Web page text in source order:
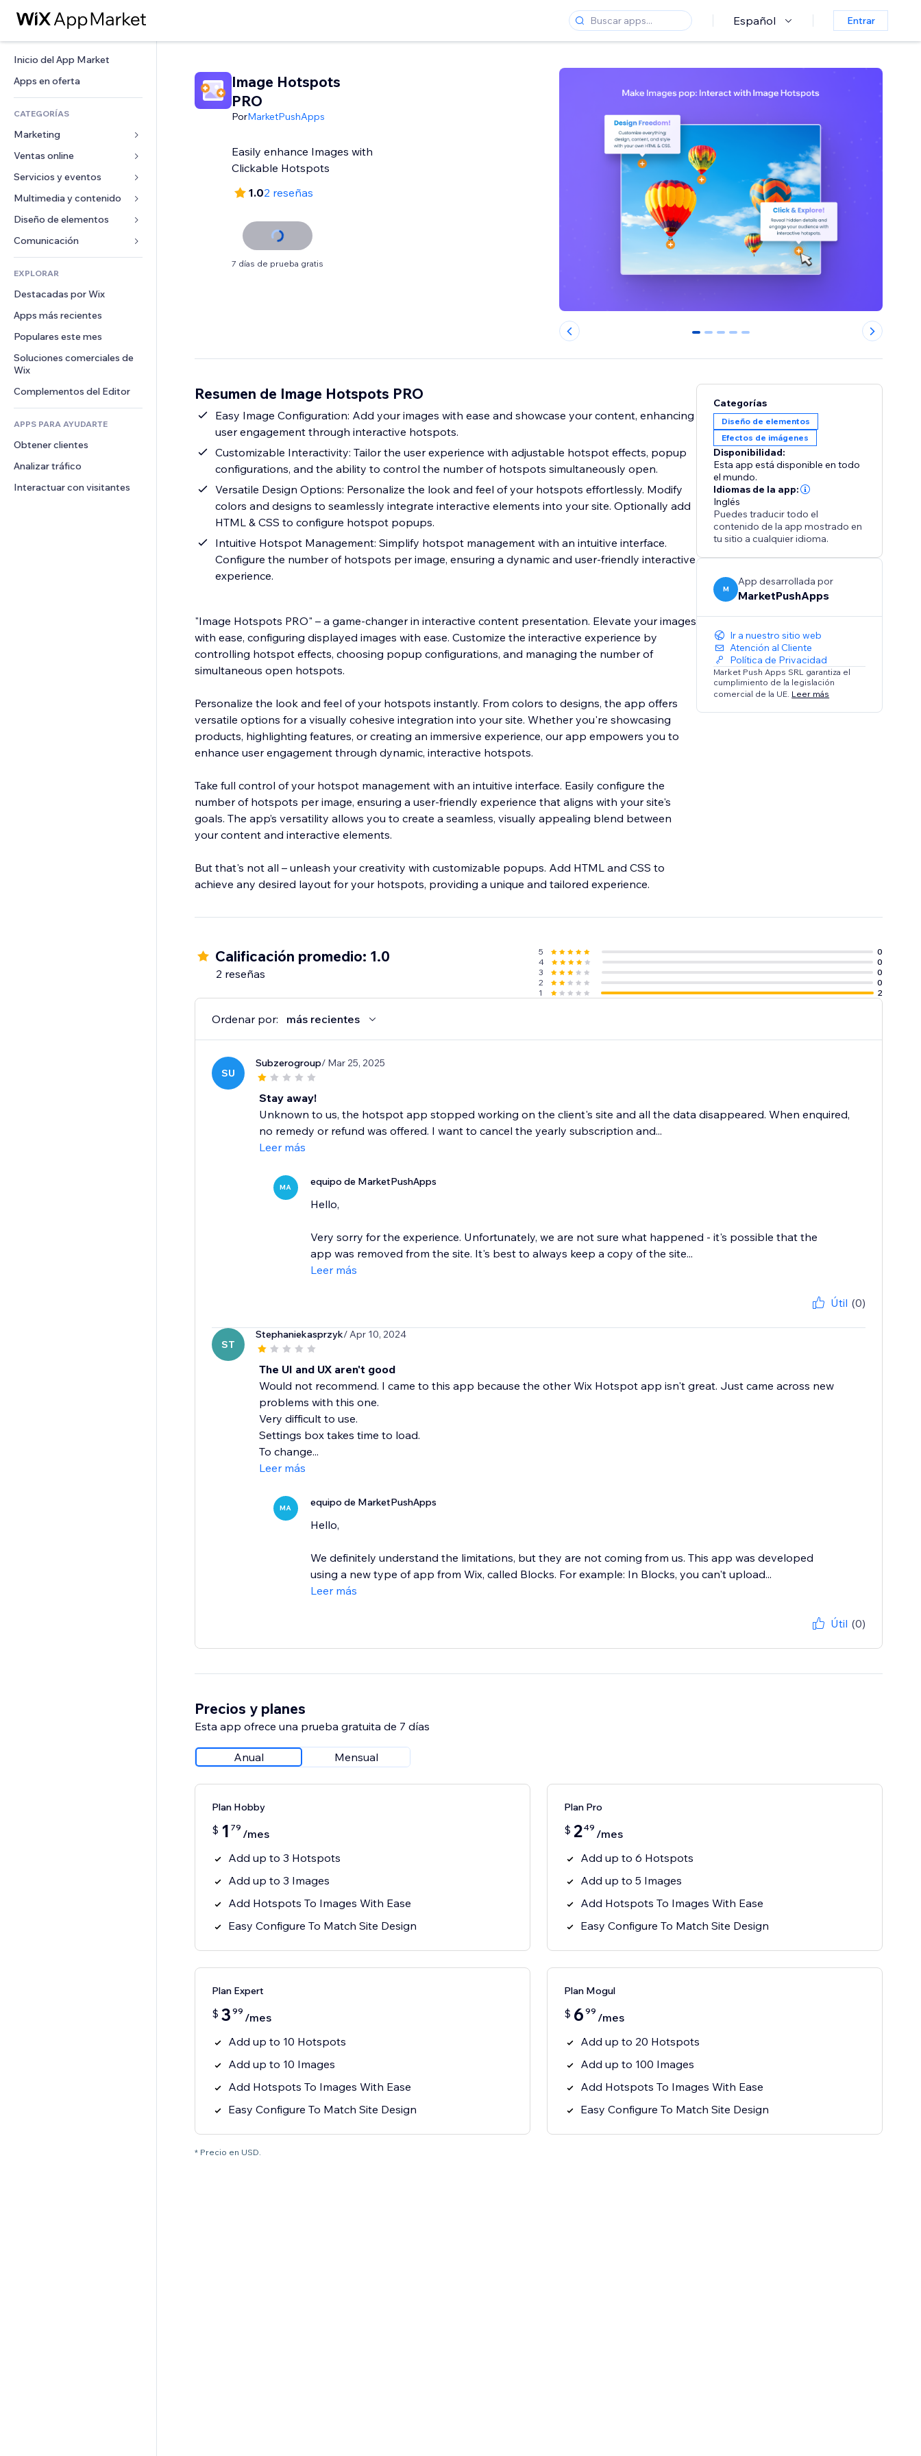
Español Entrar
Inicio del App Market
Apps en oferta
CATEGORÍAS
Marketing
Anuncios
Móvil
Analíticas
Anuncios del sitio
Email
Ventas online
Apps para tiendas
Envíos y entregas
Botones de venta
Contabilidad
Cupones y fidelización
Almacenamiento de mercancía
Crowdfunding
Alimentos y bebidas
Servicios y eventos
Hoteles
Eventos
Restaurantes
Inmobiliarias
Reservas
Multimedia y contenido
Galerías
Música
Pódcast
Fotografía
Video
PDF
Compartir archivos
Noticias
Servicios de contenido
Efectos de texto
Diseño de elementos
Mapas y navegación
Privacidad y seguridad
Reloj
Plantillas para páginas
Efectos de imágenes
Botones y menús
Banners e insignias
Calculadoras
Buscar
Formularios
Encuestas
Chat
Comentarios
Teléfono
Comunidad
Reseñas y testimonios
EXPLORAR
Destacadas por Wix
Apps más recientes
Populares este mes
Soluciones comerciales de
Wix
Complementos del Editor
APPS PARA AYUDARTE
Obtener clientes
Analizar tráfico
Interactuar con visitantes
Image Hotspots
PRO
PorMarketPushApps
Easily enhance Images with
Clickable Hotspots
1.02 reseñas
7 días de prueba gratis
0 1 2 3 4
Resumen de Image Hotspots PRO
Easy Image Configuration: Add your images with ease and showcase your content, enhancing
user engagement through interactive hotspots.
Customizable Interactivity: Tailor the user experience with adjustable hotspot effects, popup
configurations, and the ability to control the number of hotspots simultaneously open.
Versatile Design Options: Personalize the look and feel of your hotspots effortlessly. Modify
colors and designs to seamlessly integrate interactive elements into your site. Optionally add
HTML & CSS to configure hotspot popups.
Intuitive Hotspot Management: Simplify hotspot management with an intuitive interface.
Configure the number of hotspots per image, ensuring a dynamic and user-friendly interactive
experience.
"Image Hotspots PRO" – a game-changer in interactive content presentation. Elevate your images
with ease, configuring displayed images with ease. Customize the interactive experience by
controlling hotspot effects, choosing popup configurations, and managing the number of
simultaneous open hotspots.
Personalize the look and feel of your hotspots instantly. From colors to designs, the app offers
versatile options for a visually cohesive integration into your site. Whether you're showcasing
products, highlighting features, or creating an immersive experience, our app empowers you to
enhance user engagement through dynamic, interactive hotspots.
Take full control of your hotspot management with an intuitive interface. Easily configure the
number of hotspots per image, ensuring a user-friendly experience that aligns with your site's
goals. The app’s versatility allows you to create a seamless, visually appealing blend between
your content and interactive elements.
But that's not all – unleash your creativity with customizable popups. Add HTML and CSS to
achieve any desired layout for your hotspots, providing a unique and tailored experience.
Categorías
Diseño de elementos
Efectos de imágenes
Disponibilidad:
Esta app está disponible en todo
el mundo.
Idiomas de la app:
Inglés
Puedes traducir todo el
contenido de la app mostrado en
tu sitio a cualquier idioma.
M
App desarrollada por
MarketPushApps
Ir a nuestro sitio web
Atención al Cliente
Política de Privacidad
Market Push Apps SRL garantiza el
cumplimiento de la legislación
comercial de la UE. Leer más
Calificación promedio: 1.0
2 reseñas
5
0
4
0
3
0
2
0
1
2
Ordenar por: más recientes
SU
Subzerogroup/ Mar 25, 2025
Stay away!
Unknown to us, the hotspot app stopped working on the client's site and all the data disappeared. When enquired,
no remedy or refund was offered. I want to cancel the yearly subscription and...
Leer más
MA equipo de MarketPushApps
Hello,
Very sorry for the experience. Unfortunately, we are not sure what happened - it's possible that the
app was removed from the site. It's best to always keep a copy of the site...
Leer más
Útil (0)
ST
Stephaniekasprzyk/ Apr 10, 2024
The UI and UX aren't good
Would not recommend. I came to this app because the other Wix Hotspot app isn't great. Just came across new
problems with this one.
Very difficult to use.
Settings box takes time to load.
To change...
Leer más
MA equipo de MarketPushApps
Hello,
We definitely understand the limitations, but they are not coming from us. This app was developed
using a new type of app from Wix, called Blocks. For example: In Blocks, you can't upload...
Leer más
Útil (0)
Precios y planes
Esta app ofrece una prueba gratuita de 7 días
Anual Mensual
Plan Hobby
$ 1 79 /mes
Add up to 3 Hotspots
Add up to 3 Images
Add Hotspots To Images With Ease
Easy Configure To Match Site Design
Plan Pro
$ 249 /mes
Add up to 6 Hotspots
Add up to 5 Images
Add Hotspots To Images With Ease
Easy Configure To Match Site Design
Plan Expert
$ 3 99 /mes
Add up to 10 Hotspots
Add up to 10 Images
Add Hotspots To Images With Ease
Easy Configure To Match Site Design
Plan Mogul
$ 6 99 /mes
Add up to 20 Hotspots
Add up to 100 Images
Add Hotspots To Images With Ease
Easy Configure To Match Site Design
* Precio en USD.